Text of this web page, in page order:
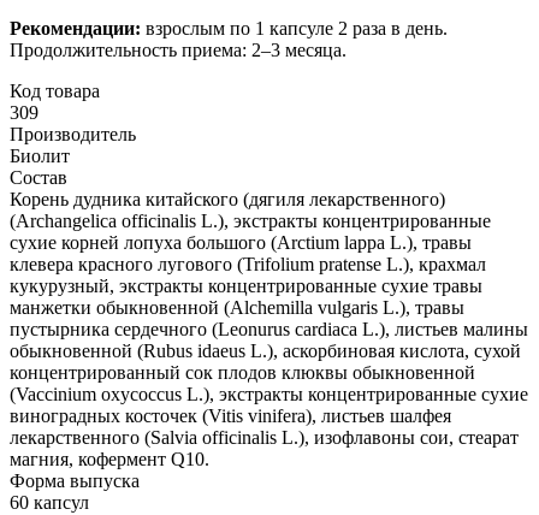
Рекомендации: взрослым по 1 капсуле 2 раза в день.
Продолжительность приема: 2–3 месяца.
Код товара
309
Производитель
Биолит
Состав
Корень дудника китайского (дягиля лекарственного)
(Archangelica officinalis L.), экстракты концентрированные
сухие корней лопуха большого (Arctium lappa L.), травы
клевера красного лугового (Trifolium pratense L.), крахмал
кукурузный, экстракты концентрированные сухие травы
манжетки обыкновенной (Alchemilla vulgaris L.), травы
пустырника сердечного (Leonurus cardiaca L.), листьев малины
обыкновенной (Rubus idaeus L.), аскорбиновая кислота, сухой
концентрированный сок плодов клюквы обыкновенной
(Vaccinium oxycoccus L.), экстракты концентрированные сухие
виноградных косточек (Vitis vinifera), листьев шалфея
лекарственного (Salvia officinalis L.), изофлавоны сои, стеарат
магния, кофермент Q10.
Форма выпуска
60 капсул